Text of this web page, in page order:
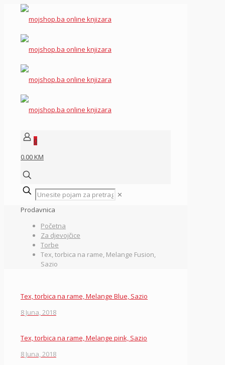
0
0.00 KM
✕
Prodavnica
Početna
Za djevojčice
Torbe
Tex, torbica na rame, Melange Fusion,
Sazio
Tex, torbica na rame, Melange Blue, Sazio
8 Juna, 2018
Tex, torbica na rame, Melange pink, Sazio
8 Juna, 2018